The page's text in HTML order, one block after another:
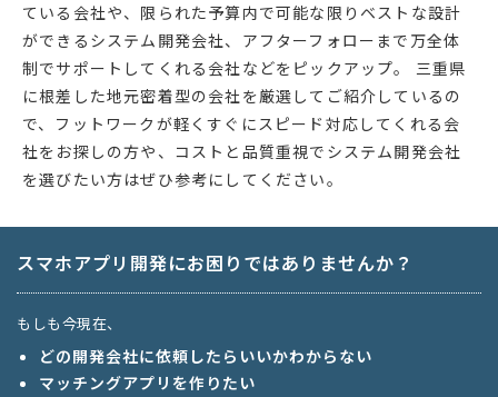
ている会社や、限られた予算内で可能な限りベストな設計
ができるシステム開発会社、アフターフォローまで万全体
制でサポートしてくれる会社などをピックアップ。 三重県
に根差した地元密着型の会社を厳選してご紹介しているの
で、フットワークが軽くすぐにスピード対応してくれる会
社をお探しの方や、コストと品質重視でシステム開発会社
を選びたい方はぜひ参考にしてください。
スマホアプリ開発にお困りではありませんか？
もしも今現在、
どの開発会社に依頼したらいいかわからない
マッチングアプリを作りたい